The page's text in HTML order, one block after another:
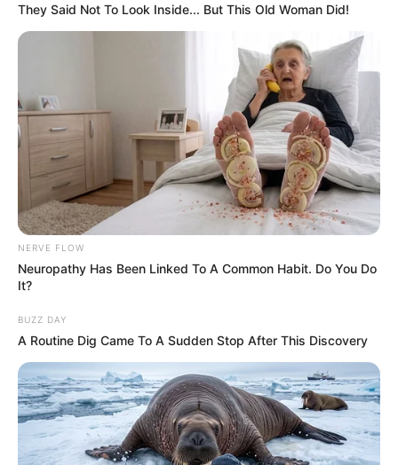
LIHAT ARTIKEL LAINNYA
They Said Not To Look Inside... But This Old Woman Did!
NERVE FLOW
Neuropathy Has Been Linked To A Common Habit. Do You Do
It?
BUZZ DAY
A Routine Dig Came To A Sudden Stop After This Discovery